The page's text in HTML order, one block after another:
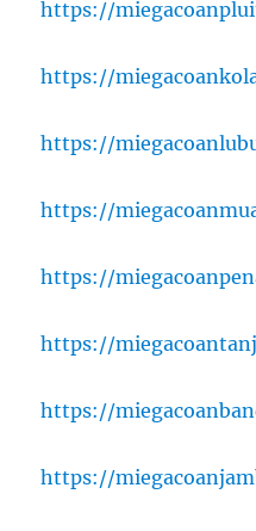
https://
https://
https://
https://
https://
https://
https://
https://